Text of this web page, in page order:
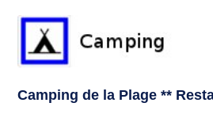
Camping de la Plage **